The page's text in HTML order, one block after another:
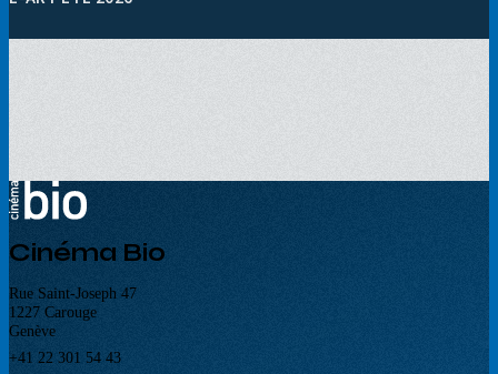
Cinéma Bio
Rue Saint-Joseph 47
1227 Carouge
Genève
+41 22 301 54 43